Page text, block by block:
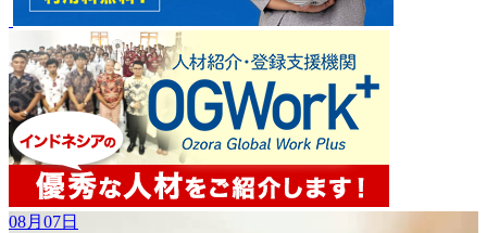
08月07日